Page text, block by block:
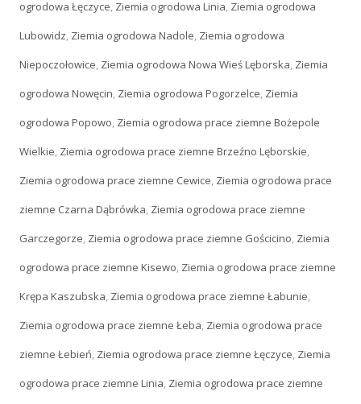
ogrodowa Łęczyce, Ziemia ogrodowa Linia, Ziemia ogrodowa
Lubowidz, Ziemia ogrodowa Nadole, Ziemia ogrodowa
Niepoczołowice, Ziemia ogrodowa Nowa Wieś Lęborska, Ziemia
ogrodowa Nowęcin, Ziemia ogrodowa Pogorzelce, Ziemia
ogrodowa Popowo, Ziemia ogrodowa prace ziemne Bożepole
Wielkie, Ziemia ogrodowa prace ziemne Brzeźno Lęborskie,
Ziemia ogrodowa prace ziemne Cewice, Ziemia ogrodowa prace
ziemne Czarna Dąbrówka, Ziemia ogrodowa prace ziemne
Garczegorze, Ziemia ogrodowa prace ziemne Gościcino, Ziemia
ogrodowa prace ziemne Kisewo, Ziemia ogrodowa prace ziemne
Krępa Kaszubska, Ziemia ogrodowa prace ziemne Łabunie,
Ziemia ogrodowa prace ziemne Łeba, Ziemia ogrodowa prace
ziemne Łebień, Ziemia ogrodowa prace ziemne Łęczyce, Ziemia
ogrodowa prace ziemne Linia, Ziemia ogrodowa prace ziemne